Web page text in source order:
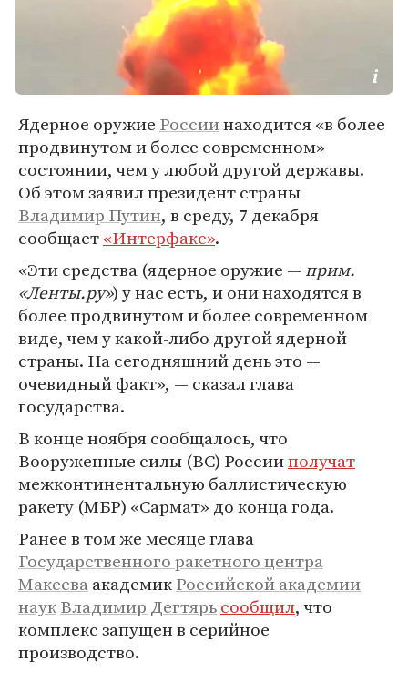
Ядерное оружие Россиинаходится «в более
продвинутом и более современном»
состоянии, чем у любой другой державы.
Об этом заявил президент страны
Владимир Путин, в среду, 7 декабря
сообщает«Интерфакс».
«Эти средства (ядерное оружие — прим.
«Ленты.ру») у нас есть, и они находятся в
более продвинутом и более современном
виде, чем у какой-либо другой ядерной
страны. На сегодняшний день это —
очевидный факт», — сказал глава
государства.
В конце ноября сообщалось, что
Вооруженные силы (ВС) Россииполучат
межконтинентальную баллистическую
ракету (МБР) «Сармат» до конца года.
Ранее в том же месяце глава
Государственного ракетного центра
МакееваакадемикРоссийской академии
наукВладимир Дегтярьсообщил, что
комплекс запущен в серийное
производство.